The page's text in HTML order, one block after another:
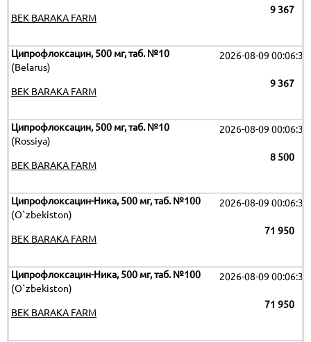
9 367
BEK BARAKA FARM
Ципрофлоксацин, 500 мг, таб. №10
(Belarus)
2026-08-09 00:06:32
9 367
BEK BARAKA FARM
Ципрофлоксацин, 500 мг, таб. №10
(Rossiya)
2026-08-09 00:06:32
8 500
BEK BARAKA FARM
Ципрофлоксацин-Ника, 500 мг, таб. №100
(O`zbekiston)
2026-08-09 00:06:32
71 950
BEK BARAKA FARM
Ципрофлоксацин-Ника, 500 мг, таб. №100
(O`zbekiston)
2026-08-09 00:06:32
71 950
BEK BARAKA FARM